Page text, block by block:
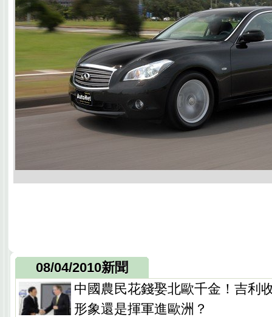
08/04/2010新聞
中國農民花錢娶北歐千金！吉利
形象還是揮軍進歐洲？